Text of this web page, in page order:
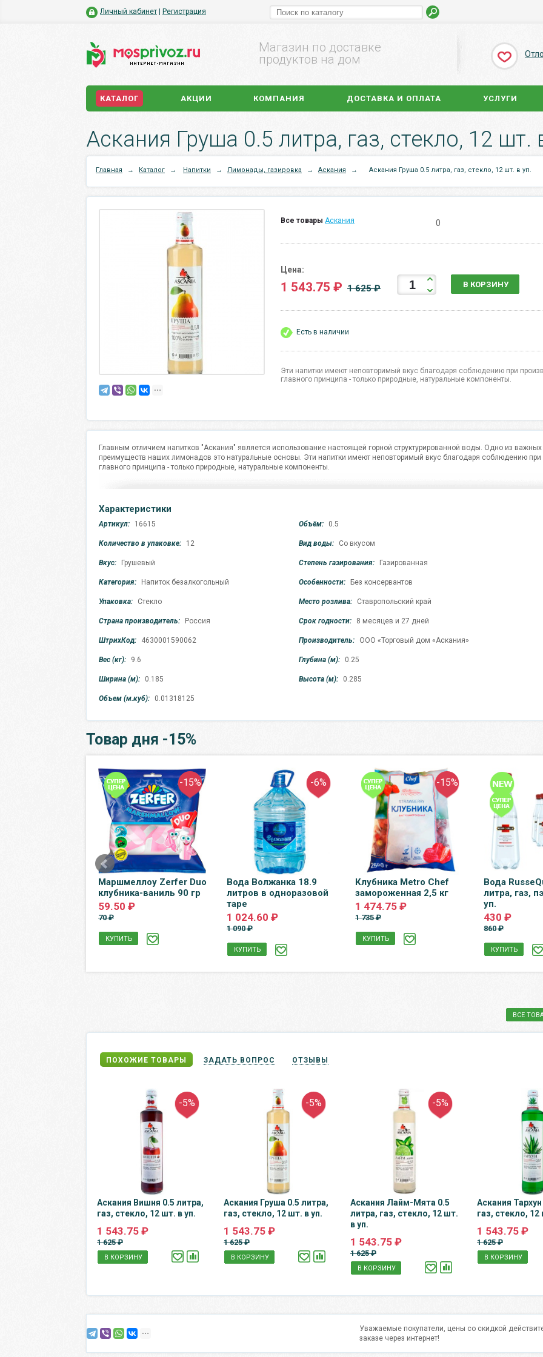
Личный кабинет Регистрация
Магазин по доставке
продуктов на дом
КАТАЛОГ АКЦИИ КОМПАНИЯ ДОСТАВКА И ОПЛАТА УСЛУГИ
Аскания Груша 0.5 литра, газ, стекло, 12 шт.
Главная → Каталог → Напитки → Лимонады, газировка → Аскания → Аскания Груша 0.5 литра, газ, стекло, 12 шт. в уп.
Все товары Аскания 0
Цена:
1 543.75 ₽ 1 625 ₽ В КОРЗИНУ
Есть в наличии
Эти напитки имеют неповторимый вкус благодаря соблюдению при
главного принципа - только природные, натуральные компоненты.
Главным отличием напитков "Аскания" является использование настоящей горной структурированной воды. Одно из
преимуществ наших лимонадов это натуральные основы. Эти напитки имеют неповторимый вкус благодаря соблюдению при
главного принципа - только природные, натуральные компоненты.
Характеристики
Артикул: 16615 Объём: 0.5
Количество в упаковке: 12 Вид воды: Со вкусом
Вкус: Грушевый Степень газирования: Газированная
Категория: Напиток безалкогольный Особенности: Без консервантов
Упаковка: Стекло Место розлива: Ставропольский край
Страна производитель: Россия Срок годности: 8 месяцев и 27 дней
ШтрихКод: 4630001590062 Производитель: ООО «Торговый дом «Аскания»
Вес (кг): 9.6 Глубина (м): 0.25
Ширина (м): 0.185 Высота (м): 0.285
Объем (м.куб): 0.01318125
Товар дня -15%
-15%
Маршмеллоу Zerfer Duo
клубника-ваниль 90 гр
59.50 ₽
70 ₽
КУПИТЬ
-6%
Вода Волжанка 18.9
литров в одноразовой
таре
1 024.60 ₽
1 090 ₽
КУПИТЬ
-15%
Клубника Metro Chef
замороженная 2,5 кг
1 474.75 ₽
1 735 ₽
КУПИТЬ
Вода
литра, газ,
уп.
430 ₽
860 ₽
КУПИТЬ
ВСЕ
ПОХОЖИЕ ТОВАРЫ ЗАДАТЬ ВОПРОС ОТЗЫВЫ
-5%
Аскания Вишня 0.5 литра,
газ, стекло, 12 шт. в уп.
1 543.75 ₽
1 625 ₽
В КОРЗИНУ
-5%
Аскания Груша 0.5 литра,
газ, стекло, 12 шт. в уп.
1 543.75 ₽
1 625 ₽
В КОРЗИНУ
-5%
Аскания Лайм-Мята 0.5
литра, газ, стекло, 12 шт.
в уп.
1 543.75 ₽
1 625 ₽
В КОРЗИНУ
Аскания
газ, стекло, 12
1 543.75 ₽
1 625 ₽
В КОРЗИНУ
Уважаемые покупатели, цены со скидкой
заказе через интернет!